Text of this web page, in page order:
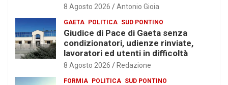
8 Agosto 2026 Antonio Gioia
GAETA POLITICA SUD PONTINO
Giudice di Pace di Gaeta senza
condizionatori, udienze rinviate,
lavoratori ed utenti in difficoltà
8 Agosto 2026 Redazione
FORMIA POLITICA SUD PONTINO